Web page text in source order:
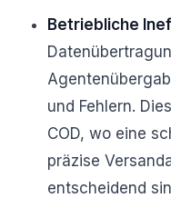
Betriebliche
und Fehlern.
COD, wo eine
präzise
entscheidend